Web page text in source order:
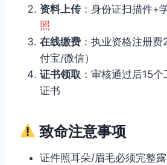
资料上传：身份证扫描件+
照
在线缴费 ：执业资格注册
付宝/微信）
证书领取 ：审核通过后15
证书
致命注意事项
证件照耳朵/眉毛必须完整